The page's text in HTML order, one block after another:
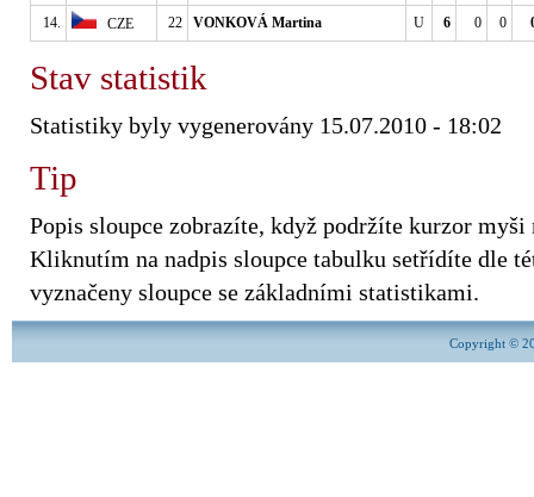
14. CZE 22 VONKOVÁ Martina U 6 0 0
Stav statistik
Statistiky byly vygenerovány 15.07.2010 - 18:02
Tip
Popis sloupce zobrazíte, když podržíte kurzor myši
Kliknutím na nadpis sloupce tabulku setřídíte dle
vyznačeny sloupce se základními statistikami.
Copyright ©